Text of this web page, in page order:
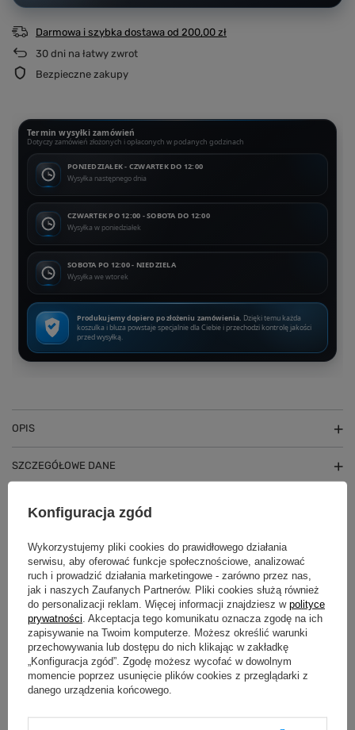
Darmowa i szybka dostawa od 200,00 zł
30 dni na łatwy zwrot
Bezpieczne zakupy
Termin wysyłki zamówień
Dotyczy zamówień złożonych i opłaconych w podanych godzinach
PONIEDZIAŁEK - CZWARTEK DO 12:00
Wysyłka następnego dnia
CZWARTEK PO 12:00 - SOBOTA DO 12:00
Wysyłka w poniedziałek
SOBOTA PO 12:00 - NIEDZIELA
Wysyłka we wtorek
Produkujemy dopiero po złożeniu zamówienia. Dzięki temu każda
koszulka i bluza powstaje specjalnie dla Ciebie i przechodzi kontrolę jakości
przed wysyłką.
OPIS
SZCZEGÓŁOWE DANE
Potrzebujesz pomocy? Masz pytania?
Zadaj pytanie a my odpowiemy
niezwłocznie, najciekawsze pytania i
odpowiedzi publikując dla innych.
Zadaj pytanie
Konfiguracja zgód
Wykorzystujemy pliki cookies do prawidłowego działania
serwisu, aby oferować funkcje społecznościowe, analizować
ruch i prowadzić działania marketingowe - zarówno przez nas,
jak i naszych Zaufanych Partnerów. Pliki cookies służą również
do personalizacji reklam. Więcej informacji znajdziesz w polityce
prywatności . Akceptacja tego komunikatu oznacza zgodę na ich
zapisywanie na Twoim komputerze. Możesz określić warunki
przechowywania lub dostępu do nich klikając w zakładkę
„Konfiguracja zgód”. Zgodę możesz wycofać w dowolnym
momencie poprzez usunięcie plików cookies z przeglądarki z
danego urządzenia końcowego.